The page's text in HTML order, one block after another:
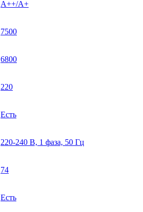
A++/A+
7500
6800
220
Есть
220-240 В, 1 фаза, 50 Гц
74
Есть